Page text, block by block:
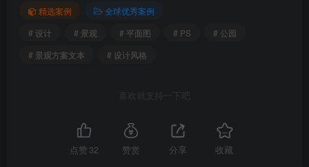
精选案例
全球优秀案例
# 设计
# 景观 # 平面图 # PS
# 公园
# 景观方案文本
# 设计风格
喜欢就支持一下吧
点赞 32 赞赏 分享 收藏